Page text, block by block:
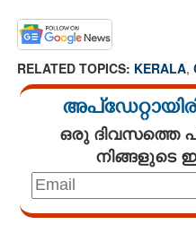
RELATED TOPICS: KERALA,
ഒരു ദിവസത്തെ